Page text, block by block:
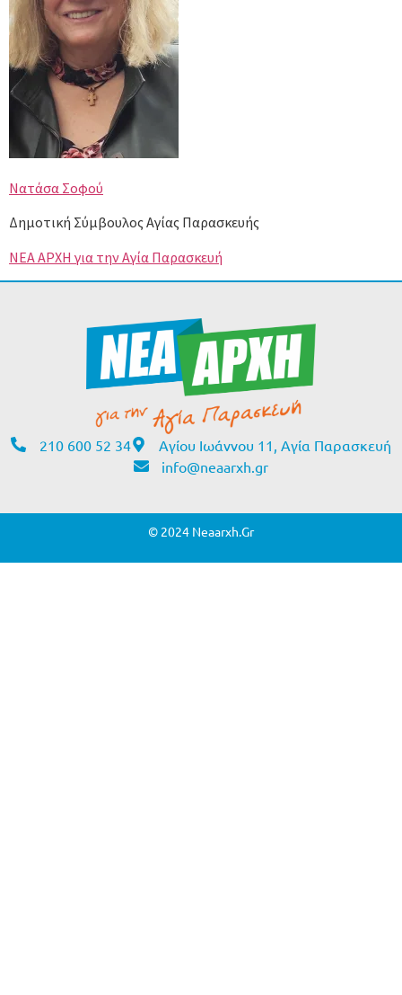
Νατάσα Σοφού
Δημοτική Σύμβουλος Αγίας Παρασκευής
ΝΕΑ ΑΡΧΗ για την Αγία Παρασκευή
210 600 52 34
Αγίου Ιωάννου 11, Αγία Παρασκευή
info@neaarxh.gr
© 2024 Neaarxh.gr